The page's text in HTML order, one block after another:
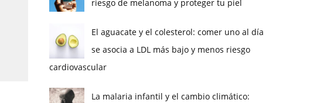
riesgo de melanoma y proteger tu piel
El aguacate y el colesterol: comer uno al día
se asocia a LDL más bajo y menos riesgo
cardiovascular
La malaria infantil y el cambio climático: